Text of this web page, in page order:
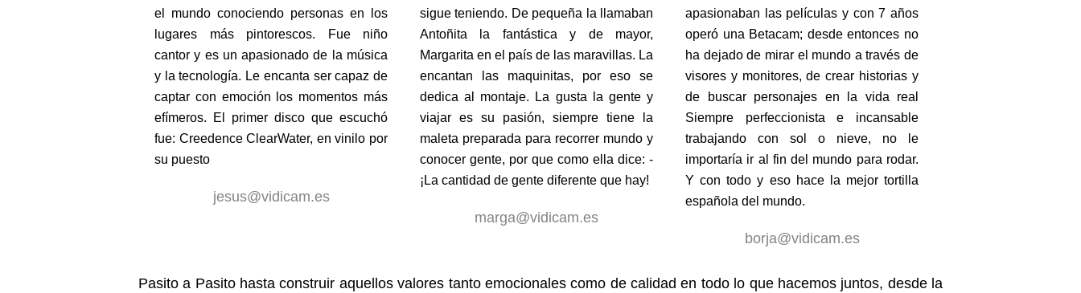
el mundo conociendo personas en los
lugares más pintorescos. Fue niño
cantor y es un apasionado de la música
y la tecnología. Le encanta ser capaz de
captar con emoción los momentos más
efímeros. El primer disco que escuchó
fue: Creedence ClearWater, en vinilo por
su puesto
jesus@vidicam.es
sigue teniendo. De pequeña la llamaban
Antoñita la fantástica y de mayor,
Margarita en el país de las maravillas. La
encantan las maquinitas, por eso se
dedica al montaje. La gusta la gente y
viajar es su pasión, siempre tiene la
maleta preparada para recorrer mundo y
conocer gente, por que como ella dice: -
¡La cantidad de gente diferente que hay!
marga@vidicam.es
apasionaban las películas y con 7 años
operó una Betacam; desde entonces no
ha dejado de mirar el mundo a través de
visores y monitores, de crear historias y
de buscar personajes en la vida real
Siempre perfeccionista e incansable
trabajando con sol o nieve, no le
importaría ir al fin del mundo para rodar.
Y con todo y eso hace la mejor tortilla
española del mundo.
borja@vidicam.es
Pasito a Pasito hasta construir aquellos valores tanto emocionales como de calidad en todo lo que hacemos juntos, desde la